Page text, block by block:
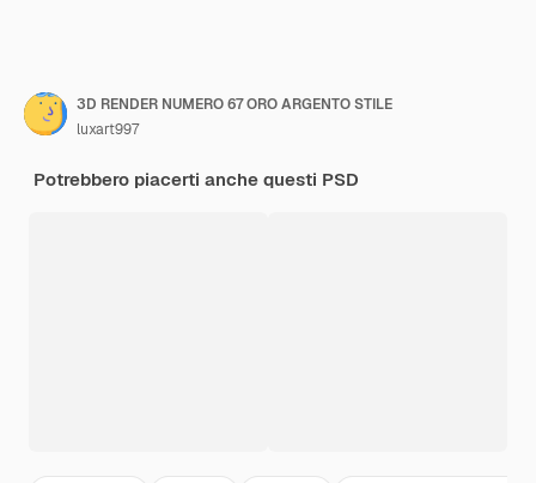
3D RENDER NUMERO 67 ORO ARGENTO STILE
luxart997
Potrebbero piacerti anche questi PSD